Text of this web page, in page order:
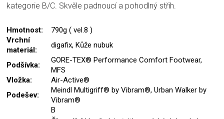
kategorie B/C. Skvěle padnoucí a pohodlný střih.
Hmotnost:
790g ( vel.8 )
Vrchní
materiál:
digafix, Kůže nubuk
Podšívka:
GORE-TEX® Performance Comfort Footwear,
MFS
Vložka:
Air-Active®
Podešev:
Meindl Multigriff® by Vibram®, Urban Walker by
Vibram®
B